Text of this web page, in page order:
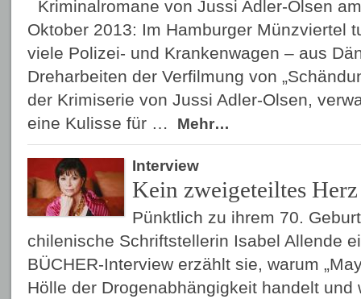
Kriminalromane von Jussi Adler-Olsen
Oktober 2013: Im Hamburger Münzviertel
viele Polizei- und Krankenwagen – aus
Dreharbeiten der Verfilmung von
der Krimiserie von Jussi Adler-Olsen,
eine Kulisse für …
Mehr…
Interview
Kein zweigeteiltes Herz
Pünktlich zu ihrem 70.
chilenische Schriftstellerin Isabel Allende
BÜCHER-Interview erzählt sie, warum
Hölle der Drogenabhängigkeit handelt und